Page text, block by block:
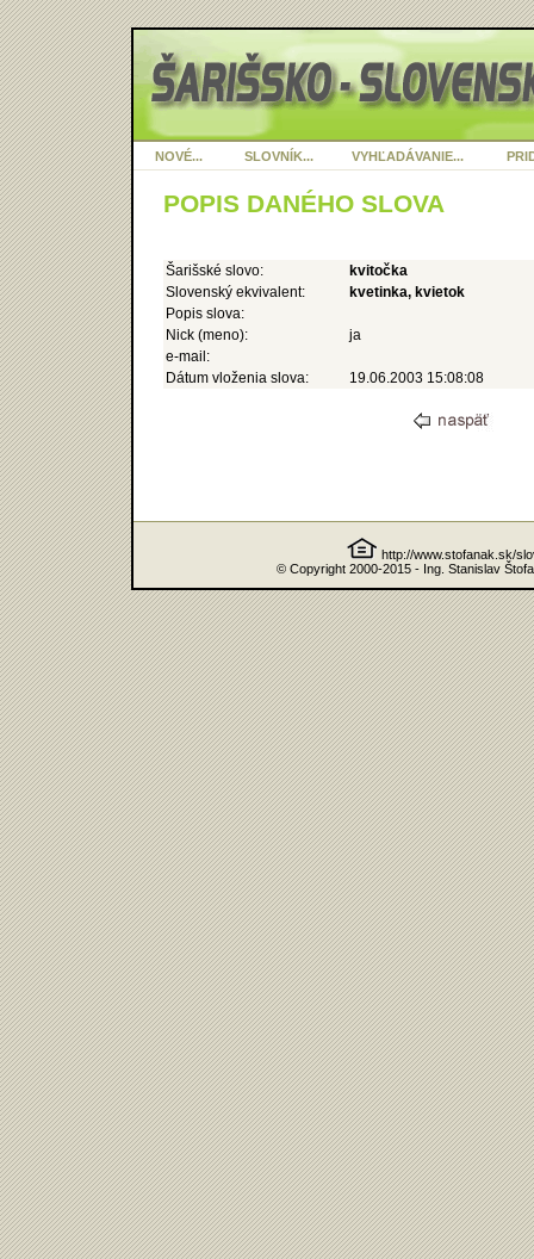
NOVÉ... SLOVNÍK... VYHĽADÁVANIE...
POPIS DANÉHO SLOVA
Šarišské slovo:
kvitočka
Slovenský ekvivalent:
kvetinka, kvietok
Popis slova:
Nick (meno):
ja
e-mail:
Dátum vloženia slova:
19.06.2003 15:08:08
http://www.stofanak.sk/
© Copyright 2000-2015 - Ing. Stanislav